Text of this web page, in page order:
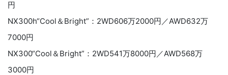
円
NX300h“Cool＆Bright”：2WD606万2000円／AWD632万
7000円
NX300“Cool＆Bright”：2WD541万8000円／AWD568万
3000円